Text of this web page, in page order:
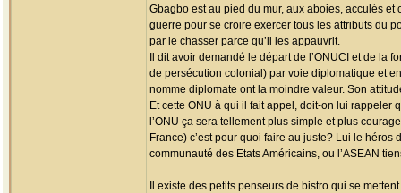
Gbagbo est au pied du mur, aux aboies, acculés
guerre pour se croire exercer tous les attributs du
par le chasser parce qu’il les appauvrit.
Il dit avoir demandé le départ de l’ONUCI et de la
de persécution colonial) par voie diplomatique et
nomme diplomate ont la moindre valeur. Son
Et cette ONU à qui il fait appel, doit-on lui rappeler
l’ONU ça sera tellement plus simple et plus
France) c’est pour quoi faire au juste? Lui le
communauté des Etats Américains, ou l’ASEAN
Il existe des petits penseurs de bistro qui se